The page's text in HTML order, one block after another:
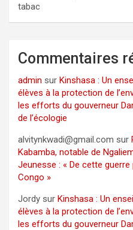
tabac
Commentaires
admin sur Kinshasa : Un
élèves à la protection de
les efforts du gouverneur
de l’écologie
alvitynkwadi@gmail.com sur
Kabamba, notable de
Jeunesse : « De cette
Congo »
Jordy sur Kinshasa : Un
élèves à la protection de
les efforts du gouverneur